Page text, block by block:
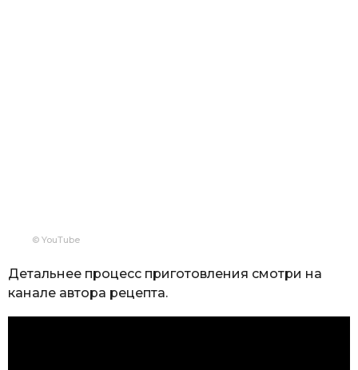
© YouTube
Детальнее процесс приготовления смотри на
канале автора рецепта.